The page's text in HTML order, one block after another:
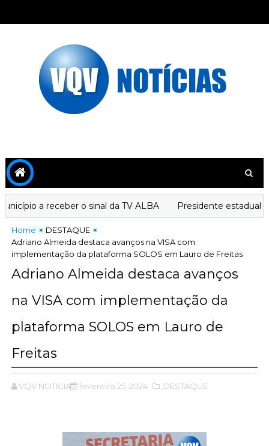
a receber o sinal da TV ALBA Presidente estadual do
Home
DESTAQUE
Adriano Almeida destaca avanços na VISA com
implementação da plataforma SOLOS em Lauro de Freitas
Adriano Almeida destaca avanços
na VISA com implementação da
plataforma SOLOS em Lauro de
Freitas
VQV NOTICIAS fevereiro 25, 2024 ,DESTAQUE